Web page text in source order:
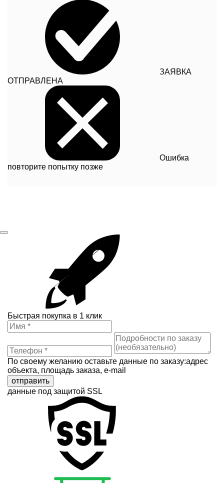
ЗАЯВКА
ОТПРАВЛЕНА
Ошибка
повторите попытку позже
Быстрая покупка в 1 клик
По своему желанию оставьте данные по заказу:адрес
объекта, площадь заказа, e-mail
отправить
данные под защитой SSL